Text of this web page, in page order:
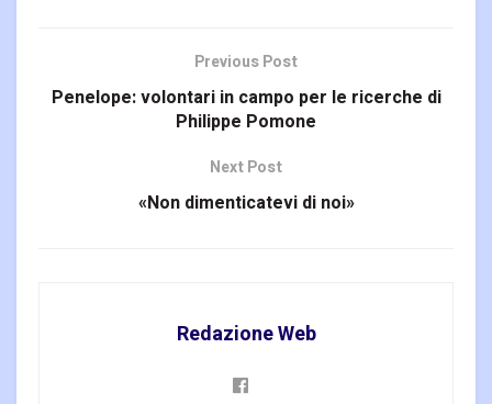
Previous Post
Penelope: volontari in campo per le ricerche di
Philippe Pomone
Next Post
«Non dimenticatevi di noi»
Redazione Web